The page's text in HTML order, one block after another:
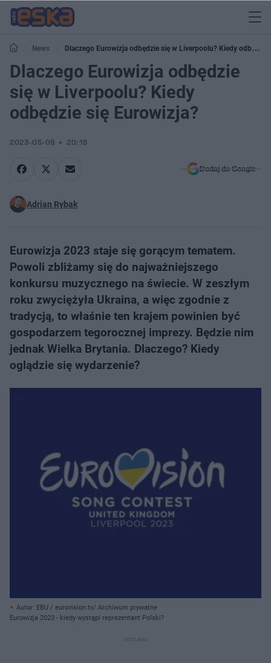
News
Dlaczego Eurowizja odbędzie się w Liverpoolu? Kiedy odbędzie
się Eurowizja?
Dlaczego Eurowizja odbędzie
się w Liverpoolu? Kiedy
odbędzie się Eurowizja?
2023-05-09 20:18
Dodaj do Google
Adrian Rybak
Eurowizja 2023 staje się gorącym tematem.
Powoli zbliżamy się do najważniejszego
konkursu muzycznego na świecie. W zeszłym
roku zwyciężyła Ukraina, a więc zgodnie z
tradycją, to właśnie ten krajem powinien być
gospodarzem tegorocznej imprezy. Będzie nim
jednak Wielka Brytania. Dlaczego? Kiedy
oglądzie się wydarzenie?
Autor: EBU / eurovision.tv/ Archiwum prywatne
Eurowizja 2023 - kiedy wystąpi reprezentant Polski?